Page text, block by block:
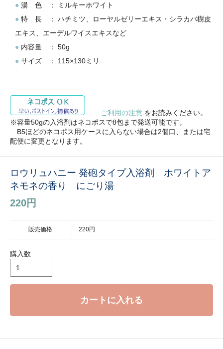
● 湯 色 ： ミルキーホワイト
● 特 長 ： ハチミツ、ローヤルゼリーエキス・シラカバ樹皮
エキス、エーデルワイスエキスなど
● 内容量 ： 50g
● サイズ ： 115×130ミリ
ご利用の注意 をお読みください。
※容量50gの入浴剤はネコポスで8包まで発送可能です。
B5ほどのネコポス用ケースに入らない場合は2個口、または宅
配便に変更となります。
ロウリュハニー 発砲タイプ入浴剤 ホワイトア
ネモネの香り にごり湯
220円
販売価格 220円
購入数
カートに入れる